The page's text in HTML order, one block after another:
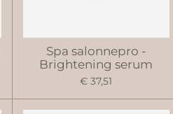
Spa salonnepro -
Brightening serum
€ 37,51